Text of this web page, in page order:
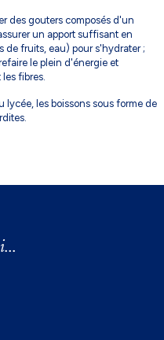
des gouters composés d'un
un apport suffisant en
de fruits, eau) pour s'hydrater ;
le plein d'énergie et
fibres.
lycée, les boissons sous forme de